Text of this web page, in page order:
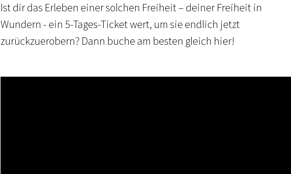
Ist dir das Erleben einer solchen Freiheit – deiner Freiheit in
Wundern - ein 5-Tages-Ticket wert, um sie endlich jetzt
zurückzuerobern? Dann buche am besten gleich hier!